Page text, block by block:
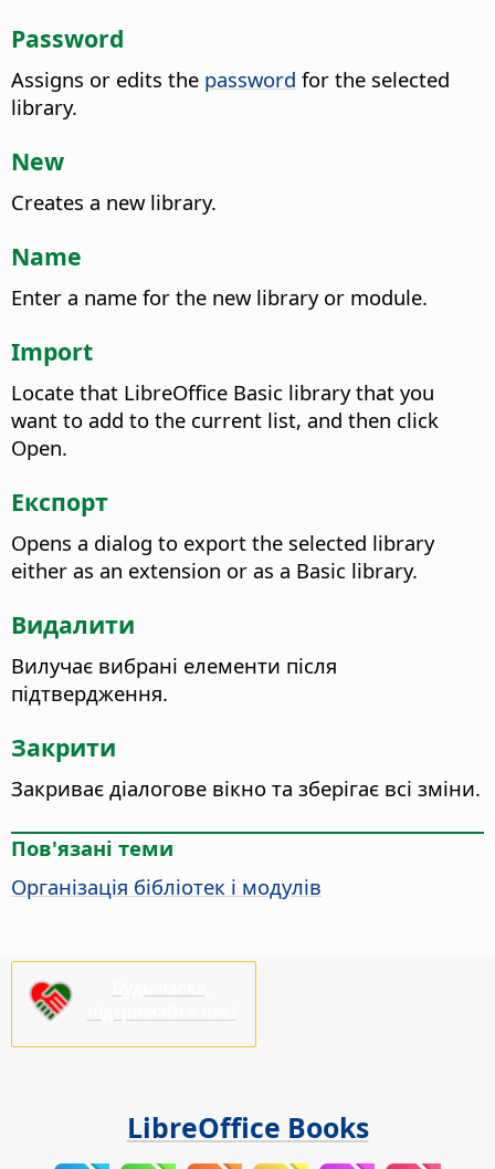
Password
Assigns or edits the password for the selected
library.
New
Creates a new library.
Name
Enter a name for the new library or module.
Import
Locate that LibreOffice Basic library that you
want to add to the current list, and then click
Open.
Експорт
Opens a dialog to export the selected library
either as an extension or as a Basic library.
Видалити
Вилучає вибрані елементи після
підтвердження.
Закрити
Закриває діалогове вікно та зберігає всі зміни.
Пов'язані теми
Організація бібліотек і модулів
LibreOffice Books